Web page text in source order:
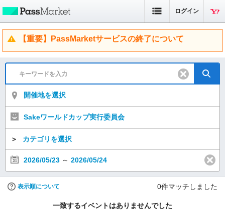
ログイン
【重要】PassMarketサービスの終了について
開催地を選択
Sakeワールドカップ実行委員会
＞ カテゴリを選択
2026/05/23 ～ 2026/05/24
表示順について 0件マッチしました
一致するイベントはありませんでした